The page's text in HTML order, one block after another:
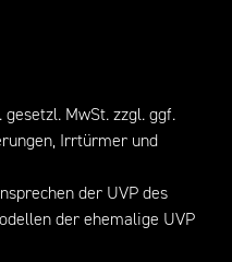
MwSt. zzgl. ggf.
Irrtürmer und
der UVP des
der ehemalige UVP